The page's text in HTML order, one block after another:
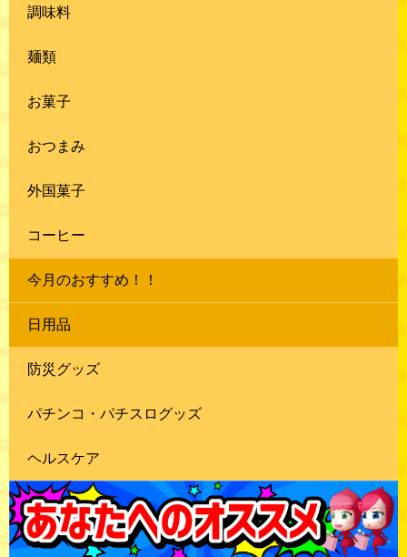
調味料
麺類
お菓子
おつまみ
外国菓子
コーヒー
今月のおすすめ！！
日用品
防災グッズ
パチンコ・パチスログッズ
ヘルスケア